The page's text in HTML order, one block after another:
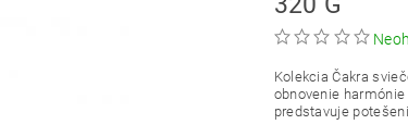
Kolekcia Čakra
obnovenie
predstavuje